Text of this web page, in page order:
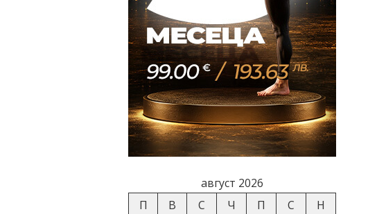
август 2026
П
В С Ч П С
Н